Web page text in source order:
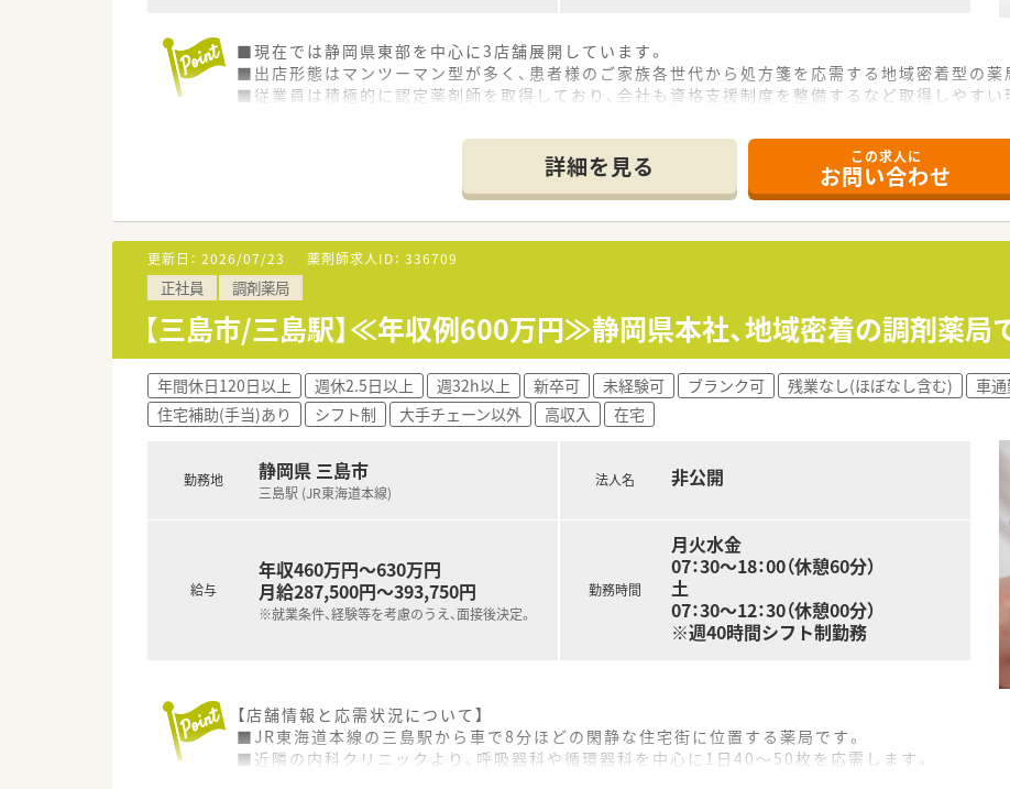
■現在では静岡県東部を中心に3店舗展開しています。
■出店形態はマンツーマン型が多く、患者様のご家族各世代から処方箋を応需する地域密着型の薬
■従業員は積極的に認定薬剤師を取得しており、会社も資格支援制度を整備するなど取得しやすい
詳細を見る この求人に
お問い合わせ
更新日： 2026/07/23 薬剤師求人ID： 336709
正社員 調剤薬局
【三島市/三島駅】≪年収例600万円≫静岡県本社、地域密着の調剤薬局
年間休日120日以上 週休2.5日以上 週32h以上 新卒可 未経験可 ブランク可 残業なし(ほぼなし含む) 車
住宅補助(手当)あり
シフト制 大手チェーン以外 高収入 在宅
勤務地 静岡県 三島市
三島駅 (JR東海道本線)
給与
年収460万円～630万円
月給287,500円～393,750円
※就業条件、経験等を考慮のうえ、面接後決定。
法人名 非公開
勤務時間
月火水金
07：30～18：00（休憩60分）
土
07：30～12：30（休憩00分）
※週40時間シフト制勤務
【店舗情報と応需状況について】
■JR東海道本線の三島駅から車で8分ほどの閑静な住宅街に位置する薬局です。
■近隣の内科クリニックより、呼吸器科や循環器科を中心に1日40～50枚を応需します。